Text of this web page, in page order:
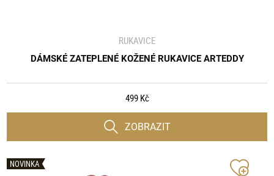
RUKAVICE
DÁMSKÉ ZATEPLENÉ KOŽENÉ RUKAVICE ARTEDDY
499 Kč
ZOBRAZIT
NOVINKA